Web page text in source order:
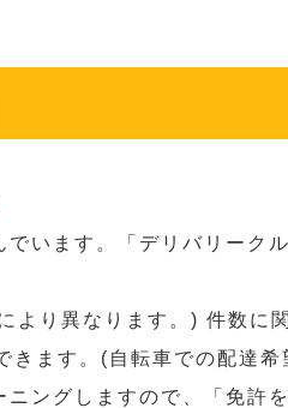
います。「デリバリーク
より異なります。) 件数に
ます。(自転車での配達
ングしますので、「免許